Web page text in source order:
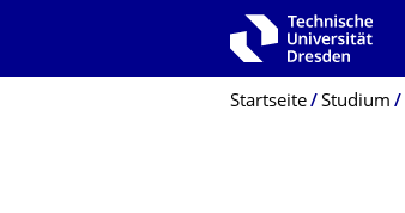
Zur Hauptnavigation springen
Breadcrumb-Menü
Startseite Studium